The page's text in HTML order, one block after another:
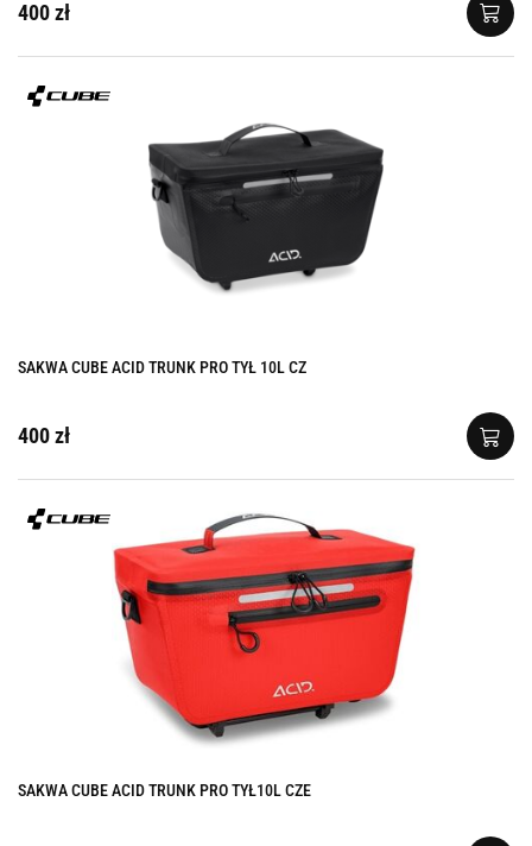
400 zł
SAKWA CUBE ACID TRUNK PRO TYŁ 10L CZ
400 zł
SAKWA CUBE ACID TRUNK PRO TYŁ10L CZE